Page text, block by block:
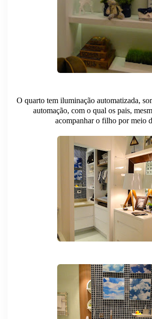
O quarto tem iluminação automatizada,
automação, com o qual os pais,
acompanhar o filho por meio